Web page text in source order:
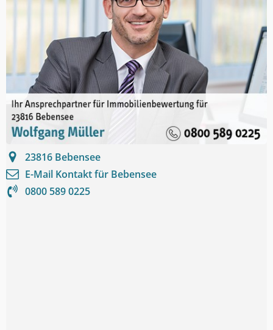
23816 Bebensee
E-Mail Kontakt für Bebensee
0800 589 0225